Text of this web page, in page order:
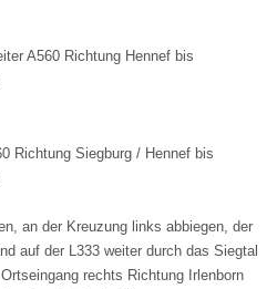
A560 Richtung Hennef bis
Richtung Siegburg / Hennef bis
an der Kreuzung links abbiegen, der
auf der L333 weiter durch das Siegtal
rechts Richtung Irlenborn